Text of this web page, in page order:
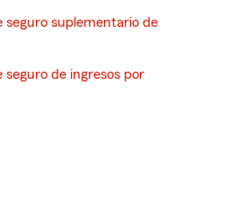
seguro suplementario de
seguro de ingresos por